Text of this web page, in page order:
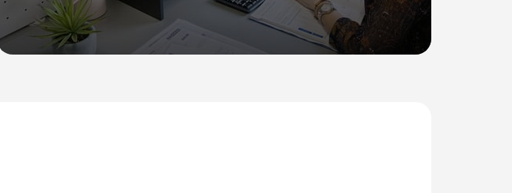
Notre équipe, basée en France, se tient à votre disposition pour
répondre à vos questions